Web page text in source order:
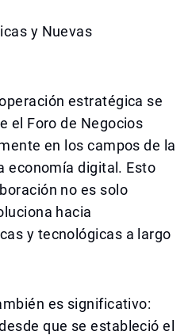
y Nuevas
estratégica se
el Foro de Negocios
en los campos de la
economía digital. Esto
no es solo
hacia
y tecnológicas a largo
es significativo:
que se estableció el